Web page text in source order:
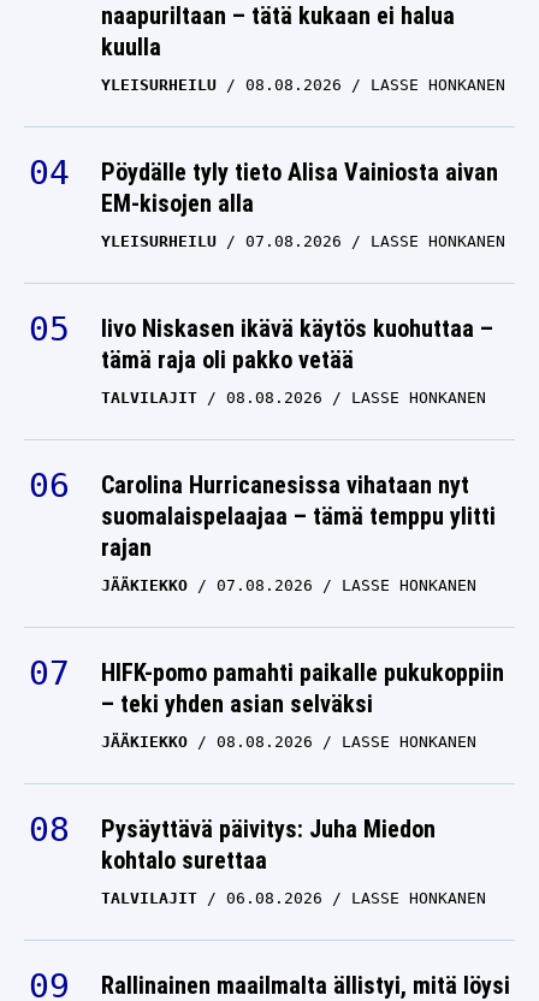
naapuriltaan – tätä kukaan ei halua
kuulla
YLEISURHEILU 08.08.2026 LASSE HONKANEN
Pöydälle tyly tieto Alisa Vainiosta aivan
EM-kisojen alla
YLEISURHEILU 07.08.2026 LASSE HONKANEN
Iivo Niskasen ikävä käytös kuohuttaa –
tämä raja oli pakko vetää
TALVILAJIT 08.08.2026 LASSE HONKANEN
Carolina Hurricanesissa vihataan nyt
suomalaispelaajaa – tämä temppu ylitti
rajan
JÄÄKIEKKO 07.08.2026 LASSE HONKANEN
HIFK-pomo pamahti paikalle pukukoppiin
– teki yhden asian selväksi
JÄÄKIEKKO 08.08.2026 LASSE HONKANEN
Pysäyttävä päivitys: Juha Miedon
kohtalo surettaa
TALVILAJIT 06.08.2026 LASSE HONKANEN
Rallinainen maailmalta ällistyi, mitä löysi